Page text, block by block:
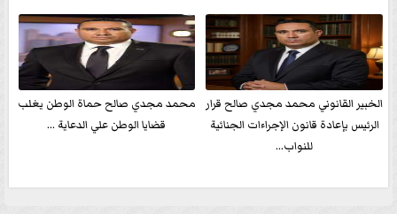
الخبير القانوني محمد مجدي صالح قرار
الرئيس بإعادة قانون الإجراءات الجنائية
للنواب...
محمد مجدي صالح حماة الوطن يغلب
قضايا الوطن علي الدعاية ...